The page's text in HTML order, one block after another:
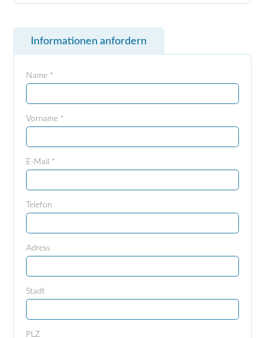
Informationen anfordern
Name *
Vorname *
E-Mail *
Telefon
Adress
Stadt
PLZ